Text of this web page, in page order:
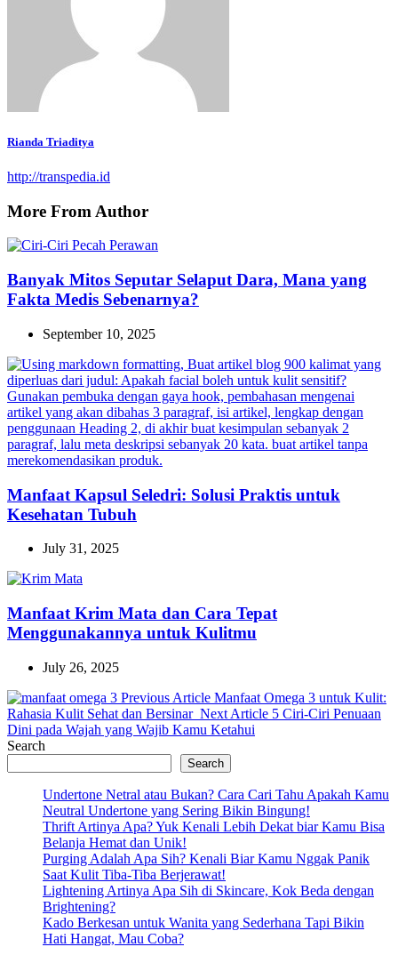
Rianda Triaditya
http://transpedia.id
More From Author
Banyak Mitos Seputar Selaput Dara, Mana yang
Fakta Medis Sebenarnya?
September 10, 2025
Manfaat Kapsul Seledri: Solusi Praktis untuk
Kesehatan Tubuh
July 31, 2025
Manfaat Krim Mata dan Cara Tepat
Menggunakannya untuk Kulitmu
July 26, 2025
Previous Article Previous
Post:
Manfaat Omega 3 untuk Kulit:
Rahasia Kulit Sehat dan Bersinar Next Article Next
5 Ciri-Ciri Penuaan
Dini pada Wajah yang Wajib Kamu Ketahui
Search
Search
Undertone Netral atau Bukan? Cara Cari Tahu Apakah Kamu
Neutral Undertone yang Sering Bikin Bingung!
Thrift Artinya Apa? Yuk Kenali Lebih Dekat biar Kamu Bisa
Belanja Hemat dan Unik!
Purging Adalah Apa Sih? Kenali Biar Kamu Nggak Panik
Saat Kulit Tiba-Tiba Berjerawat!
Lightening Artinya Apa Sih di Skincare, Kok Beda dengan
Brightening?
Kado Berkesan untuk Wanita yang Sederhana Tapi Bikin
Hati Hangat, Mau Coba?